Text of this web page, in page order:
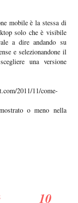
mobile è la stessa di
solo che è visibile
a dire andando su
e selezionandone il
una versione
2011/11/come-
o meno nella